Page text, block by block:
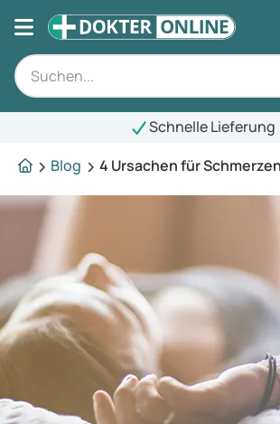
Schnelle Lieferung
Blog
4 Ursachen für